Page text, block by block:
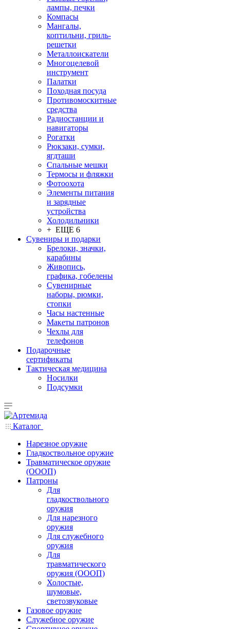
лампы, печки
Компасы
Мангалы,
коптильни, гриль-
решетки
Металлоискатели
Многоцелевой
инструмент
Палатки
Походная посуда
Противомоскитные
средства
Радиостанции и
навигаторы
Рогатки
Рюкзаки, сумки,
ягдташи
Спальные мешки
Термосы и фляжки
Фотоохота
Элементы питания
и зарядные
устройства
Холодильники
+ ЕЩЕ 6
Сувениры и подарки
Брелоки, значки,
карабины
Живопись,
графика, гобелены
Сувенирные
наборы, рюмки,
стопки
Часы настенные
Макеты патронов
Чехлы для
телефонов
Подарочные
сертификаты
Тактическая медицина
Носилки
Подсумки
Каталог
Нарезное оружие
Гладкоствольное оружие
Травматическое оружие
(ОООП)
Патроны
Для
гладкоствольного
оружия
Для нарезного
оружия
Для служебного
оружия
Для
травматического
оружия (ОООП)
Холостые,
шумовые,
светозвуковые
Газовое оружие
Служебное оружие